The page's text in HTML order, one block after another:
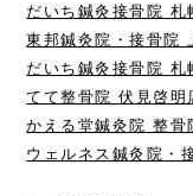
だいち鍼灸接骨院 札
東邦鍼灸院・接骨院
だいち鍼灸接骨院 札
てて整骨院 伏見啓明
かえる堂鍼灸院 整骨
ウェルネス鍼灸院・